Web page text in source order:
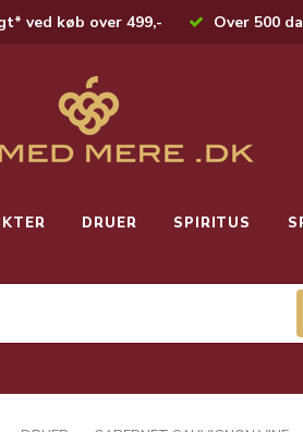
ved køb over 499,- Over 500
DRUER SPIRITUS